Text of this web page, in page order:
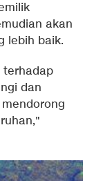
akan
lebih baik.⁠
terhadap
dan